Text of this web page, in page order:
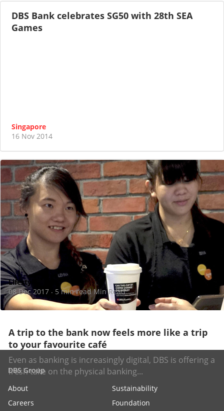
DBS Bank celebrates SG50 with 28th SEA
Games
Singapore
16 Nov 2014
A trip to the bank now feels more like a trip
to your favourite café
Even as banking is increasingly digital, DBS is offering a
fresh take on the physical banking...
Lifestyle
08 Dec 2017 · 5 min read Min Read
DBS Group
About
Sustainability
Careers
Foundation